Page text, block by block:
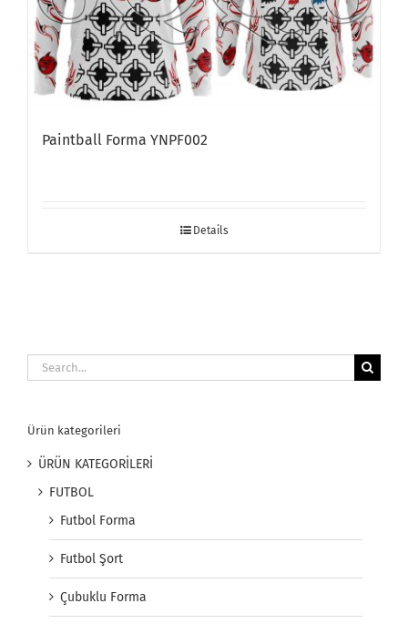
Paintball Forma YNPF002
Details
Search
for:
Ürün kategorileri
ÜRÜN KATEGORİLERİ
FUTBOL
Futbol Forma
Futbol Şort
Çubuklu Forma